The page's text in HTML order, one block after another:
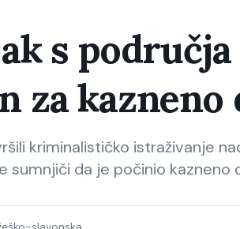
s područja
za
kriminalističko istraživanje
sumnjiči da je počinio kazneno